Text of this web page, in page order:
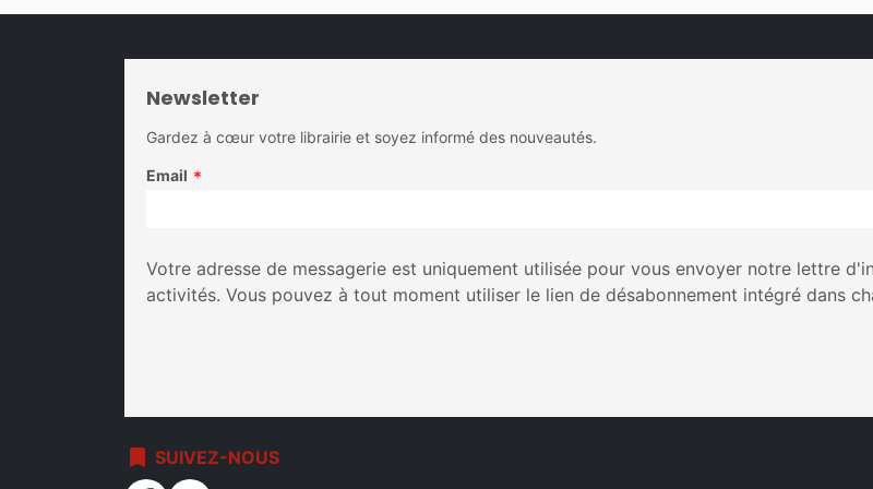
Newsletter
Gardez à cœur votre librairie et soyez informé des nouveautés.
Email *
Votre adresse de messagerie est uniquement utilisée pour vous envoyer notre lettre
activités. Vous pouvez à tout moment utiliser le lien de désabonnement intégré dans
bookmark SUIVEZ-NOUS